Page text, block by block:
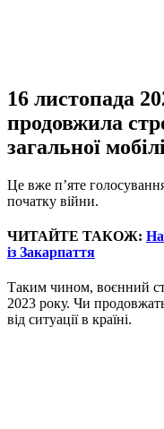
16 листопада
продовжила
загальної
Це вже п’яте
початку війни.
ЧИТАЙТЕ ТАКОЖ: На
із Закарпаття
Таким чином, воєнний
2023 року. Чи
від ситуації в країні.